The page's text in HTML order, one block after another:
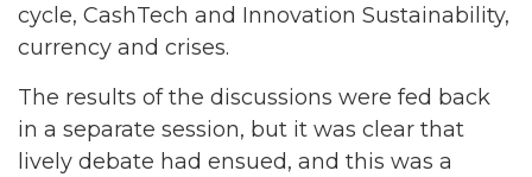
cycle, CashTech and Innovation Sustainability,
currency and crises.
The results of the discussions were fed back
in a separate session, but it was clear that
lively debate had ensued, and this was a